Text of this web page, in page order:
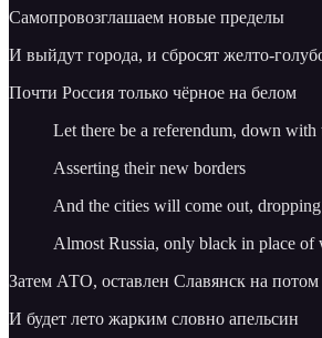
Самопровозглашаем новые пределы
И выйдут города, и сбросят желто-
Почти Россия только чёрное на белом
Let there be a referendum, down
Asserting their new borders
And the cities will come out,
Almost Russia, only black in place of
Затем АТО, оставлен Славянск на потом
И будет лето жарким словно апельсин